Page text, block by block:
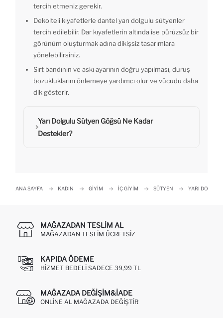
tercih etmeniz gerekir.
Dekolteli kıyafetlerle dantel yarı dolgulu sütyenler
tercih edilebilir. Dar kıyafetlerin altında ise pürüzsüz bir
görünüm oluşturmak adına dikişsiz tasarımlara
yönelebilirsiniz.
Sırt bandının ve askı ayarının doğru yapılması, duruş
bozukluklarını önlemeye yardımcı olur ve vücudu daha
dik gösterir.
Yarı Dolgulu Sütyen Göğsü Ne Kadar
Destekler?
ANA SAYFA KADIN GIYIM İÇ GIYIM SÜTYEN YARI
MAĞAZADAN TESLIM AL
MAĞAZADAN TESLIM ÜCRETSIZ
KAPIDA ÖDEME
HIZMET BEDELI SADECE 39,99 TL
MAĞAZADA DEĞIŞIM&İADE
ONLINE AL MAĞAZADA DEĞIŞTIR